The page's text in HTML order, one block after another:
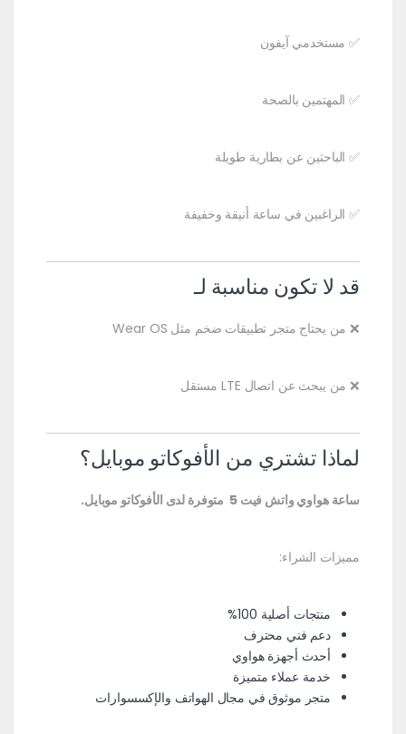
✅ مستخدمي آيفون
✅ المهتمين بالصحة
✅ الباحثين عن بطارية طويلة
✅ الراغبين في ساعة أنيقة وخفيفة
قد لا تكون مناسبة لـ
❌ من يحتاج متجر تطبيقات ضخم مثل Wear OS
❌ من يبحث عن اتصال LTE مستقل
لماذا تشتري من الأفوكاتو موبايل؟
ساعة هواوي واتش فيت 5 متوفرة لدى الأفوكاتو موبايل.
مميزات الشراء:
منتجات أصلية 100%
دعم فني محترف
أحدث أجهزة هواوي
خدمة عملاء متميزة
متجر موثوق في مجال الهواتف والإكسسوارات